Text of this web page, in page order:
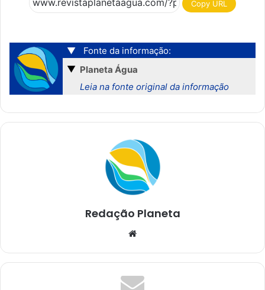
Copy URL
▼
Fonte da informação:
▼ Planeta Água
Leia na fonte original da informação
Redação Planeta
te